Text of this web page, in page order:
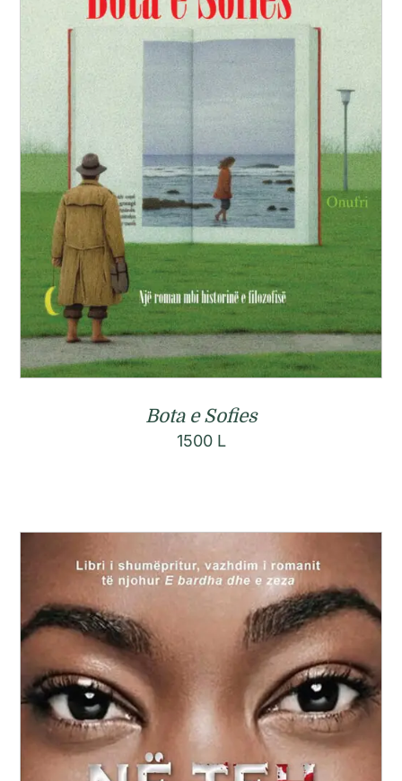
Bota e Sofies
1500 L